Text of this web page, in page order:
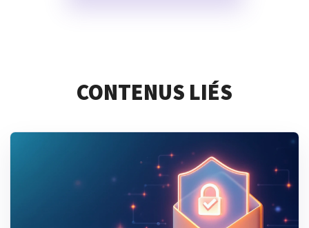
CONTENUS LIÉS